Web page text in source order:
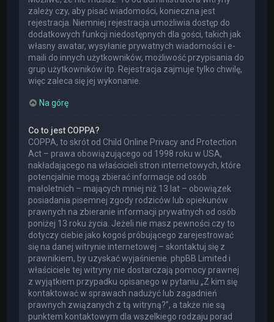
zależy czy, aby pisać wiadomości, konieczna jest
rejestracja. Niemniej rejestracja umożliwia dostęp do
dodatkowych funkcji niedostępnych dla gości, takich jak
własny awatar, wysyłanie prywatnych wiadomości i e-
maili do innych użytkowników, możliwość przypisania do
grup użytkowników itp. Rejestracja zajmuje tylko chwilę,
więc zaleca się jej wykonanie.
Na górę
Co to jest COPPA?
COPPA, to skrót od Child Online Privacy and Protection
Act – prawa obowiązującego od 1998 roku w USA,
nakładającego na właścicieli stron internetowych, które
potencjalnie mogą zbierać informacje od osób
małoletnich – mających mniej niż 13 lat – obowiązek
posiadania pisemnej zgody rodziców lub opiekunów
prawnych na zbieranie informacji prywatnych od osób
poniżej 13 roku życia. Jeżeli nie masz pewności czy to
dotyczy ciebie jako kogoś próbującego zarejestrować
się na danej witrynie internetowej – skontaktuj się z
prawnikiem, by uzyskać wyjaśnienie. phpBB Limited i
właściciele tej witryny nie dostarczają pomocy prawnej
z wyjątkiem przypadku opisanego w pytaniu „Z kim się
kontaktować w sprawach nadużyć lub zagadnień
prawnych związanych z tą witryną?”, a także nie są
punktem kontaktowym dla wszelkiego rodzaju porad